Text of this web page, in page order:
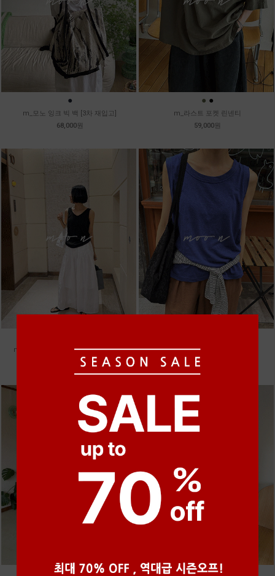
●
m_모노 잉크 빅 백 [3차 재입고]
68,000원
● ●
m_라스트 포켓 린넨티
59,000원
m_밴프 핀턱 린넨스커트 [3차 재입고]
98,000원
m_마무 린넨 나시 [4차 재입고]
28,000원
● ● ● ●